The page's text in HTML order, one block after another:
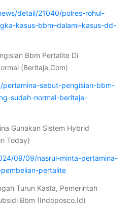
detail/21040/polres-rohul-
kasus-bbm–dalami-kasus-dd-
Bbm Pertalite Di
(Beritaja.Com)
sebut-pengisian-bbm-
sudah-normal-beritaja-
Gunakan Sistem Hybrid
Today)
09/09/nasrul-minta-pertamina-
pertalite
Turun Kasta, Pemerintah
Bbm (Indoposco.Id)